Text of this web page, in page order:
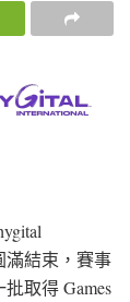
滿結束，賽事
取得 Games